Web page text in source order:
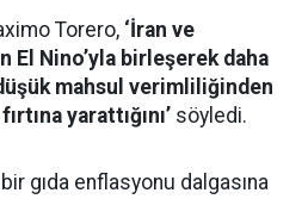
Torero, ‘İran ve
El Nino’yla birleşerek daha
mahsul verimliliğinden
yarattığını’ söyledi.
gıda enflasyonu dalgasına